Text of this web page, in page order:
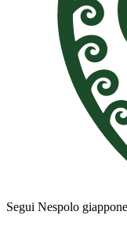
Segui Nespolo